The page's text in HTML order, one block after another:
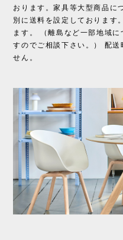
おります。家具等大型商品に
別に送料を設定しております
ます。 （離島など一部地域
すのでご相談下さい。） 配送
せん。